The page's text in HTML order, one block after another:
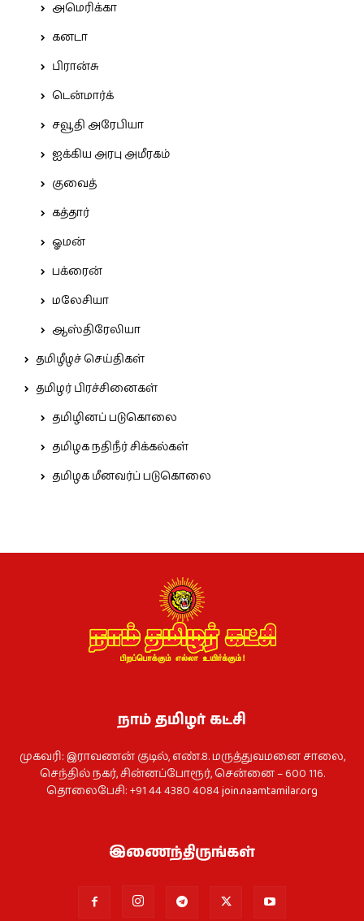
அமெரிக்கா
கனடா
பிரான்சு
டென்மார்க்
சவூதி அரேபியா
ஐக்கிய அரபு அமீரகம்
குவைத்
கத்தார்
ஓமன்
பக்ரைன்
மலேசியா
ஆஸ்திரேலியா
தமிழீழச் செய்திகள்
தமிழர் பிரச்சினைகள்
தமிழினப் படுகொலை
தமிழக நதிநீர் சிக்கல்கள்
தமிழக மீனவர்ப் படுகொலை
நாம் தமிழர் கட்சி
முகவரி: இராவணன் குடில், எண்.8. மருத்துவமனை சாலை,
செந்தில் நகர், சின்னப்போரூர், சென்னை – 600 116.
தொலைபேசி: +91 44 4380 4084join.naamtamilar.org
இணைந்திருங்கள்